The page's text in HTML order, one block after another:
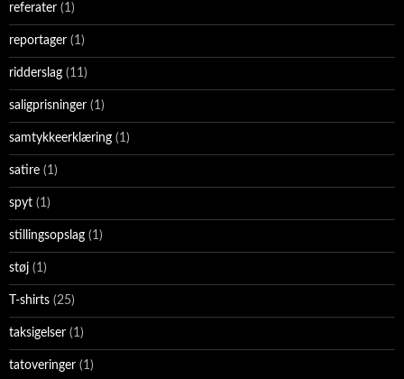
referater (1)
reportager (1)
ridderslag (11)
saligprisninger (1)
samtykkeerklæring (1)
satire (1)
spyt (1)
stillingsopslag (1)
støj (1)
T-shirts (25)
taksigelser (1)
tatoveringer (1)